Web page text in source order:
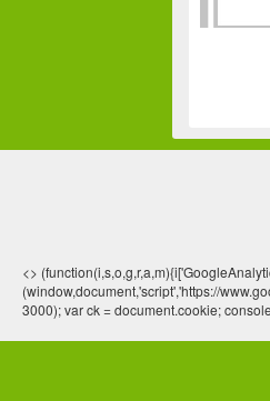
<>
(window,document,'script','https://
3000); var ck = document.cookie;